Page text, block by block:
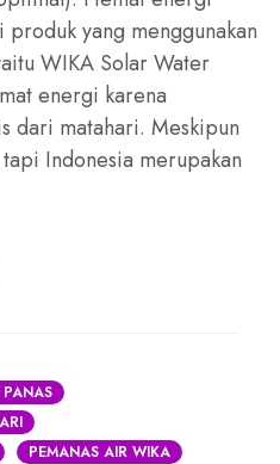
yang menggunakan
WIKA Solar Water
energi karena
dari matahari. Meskipun
Indonesia merupakan
PEMANAS AIR WIKA